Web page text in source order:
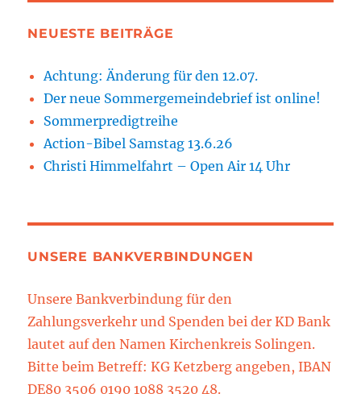
NEUESTE BEITRÄGE
Achtung: Änderung für den 12.07.
Der neue Sommergemeindebrief ist online!
Sommerpredigtreihe
Action-Bibel Samstag 13.6.26
Christi Himmelfahrt – Open Air 14 Uhr
UNSERE BANKVERBINDUNGEN
Unsere Bankverbindung für den
Zahlungsverkehr und Spenden bei der KD Bank
lautet auf den Namen Kirchenkreis Solingen.
Bitte beim Betreff: KG Ketzberg angeben, IBAN
DE80 3506 0190 1088 3520 48.